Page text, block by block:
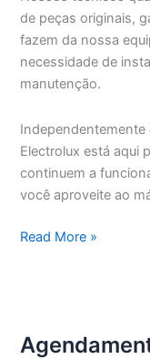
de peças originais,
fazem da nossa
necessidade de
manutenção.
Independentemente
Electrolux está aqui
continuem a
você aproveite ao
Assistência
Read More »